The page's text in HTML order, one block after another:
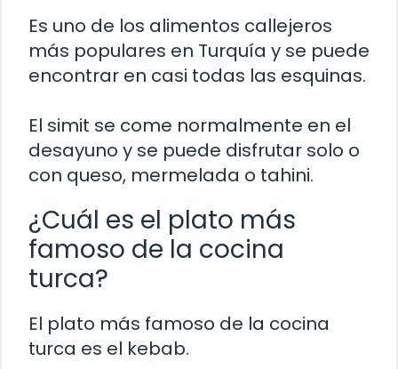
Es uno de los alimentos callejeros
más populares en Turquía y se puede
encontrar en casi todas las esquinas.
El simit se come normalmente en el
desayuno y se puede disfrutar solo o
con queso, mermelada o tahini.
¿Cuál es el plato más
famoso de la cocina
turca?
El plato más famoso de la cocina
turca es el kebab.